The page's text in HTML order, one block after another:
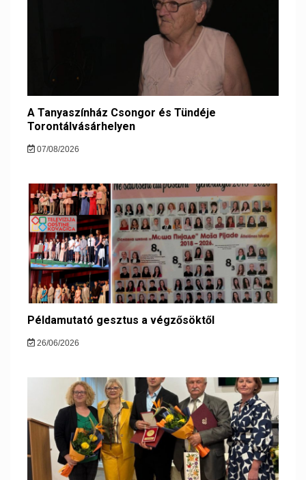
A Tanyaszínház Csongor és Tündéje
Torontálvásárhelyen
07/08/2026
Példamutató gesztus a végzősöktől
26/06/2026